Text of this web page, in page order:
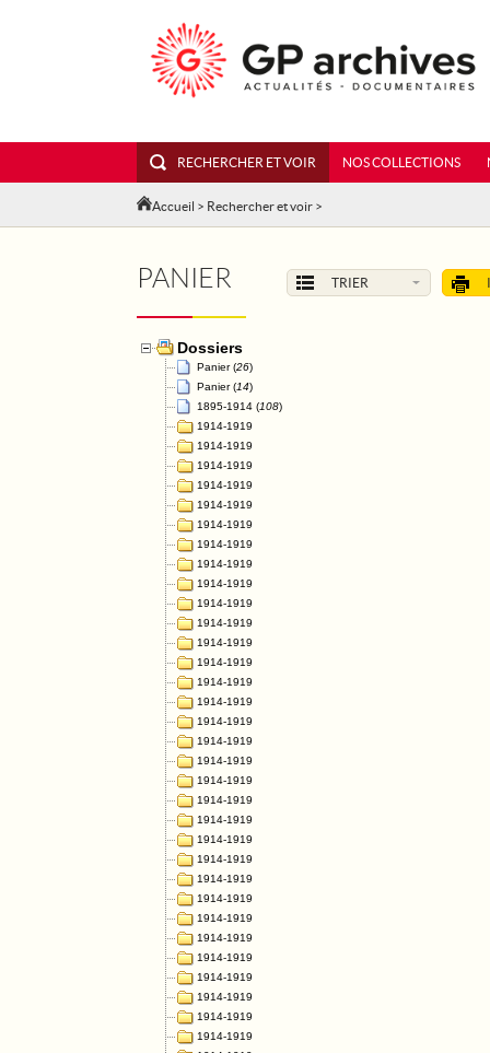
RECHERCHER ET VOIR NOS COLLECTIONS
Accueil > Rechercher et voir >
PANIER TRIER